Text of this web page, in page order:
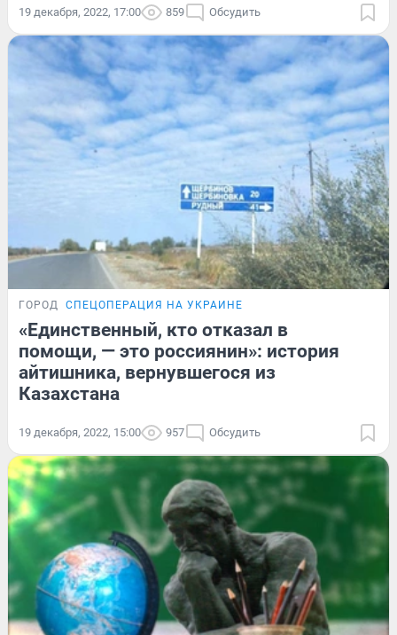
19 декабря, 2022, 17:00 859 Обсудить
ГОРОД СПЕЦОПЕРАЦИЯ НА УКРАИНЕ
«Единственный, кто отказал в
помощи, — это россиянин»: история
айтишника, вернувшегося из
Казахстана
19 декабря, 2022, 15:00 957 Обсудить